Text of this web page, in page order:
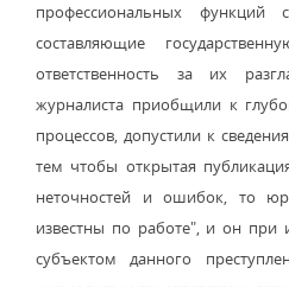
профессиональных функций
составляющие
ответственность за их
журналиста приобщили к
процессов, допустили к
тем чтобы открытая
неточностей и ошибок, то
известны по работе", и он при
субъектом данного